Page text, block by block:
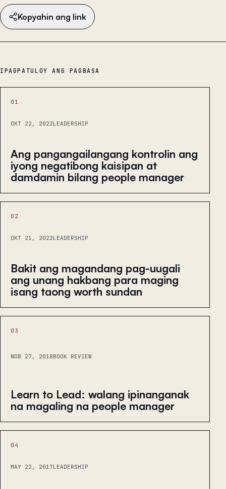
Kopyahin ang link
IPAGPATULOY ANG PAGBASA
01
OKT 22, 2022LEADERSHIP
Ang pangangailangang kontrolin ang
iyong negatibong kaisipan at
damdamin bilang people manager
02
OKT 21, 2022LEADERSHIP
Bakit ang magandang pag-uugali
ang unang hakbang para maging
isang taong worth sundan
03
NOB 27, 2018BOOK REVIEW
Learn to Lead: walang ipinanganak
na magaling na people manager
04
MAY 22, 2017LEADERSHIP